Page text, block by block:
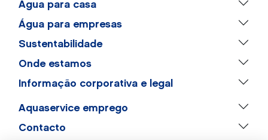
Água para casa
Água para empresas
Sustentabilidade
Onde estamos
Informação corporativa e legal
Aquaservice emprego
Contacto